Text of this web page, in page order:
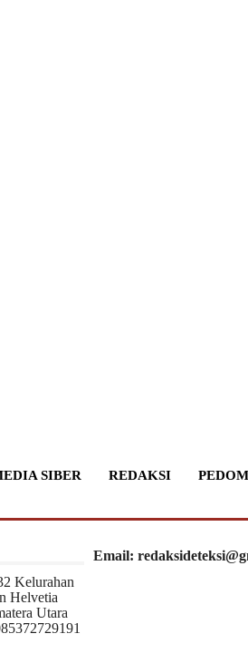
SIBER REDAKSI
Kelurahan
Helvetia
Utara
Email: